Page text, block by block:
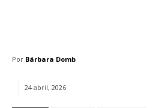
Por Bárbara Domb
24 abril, 2026